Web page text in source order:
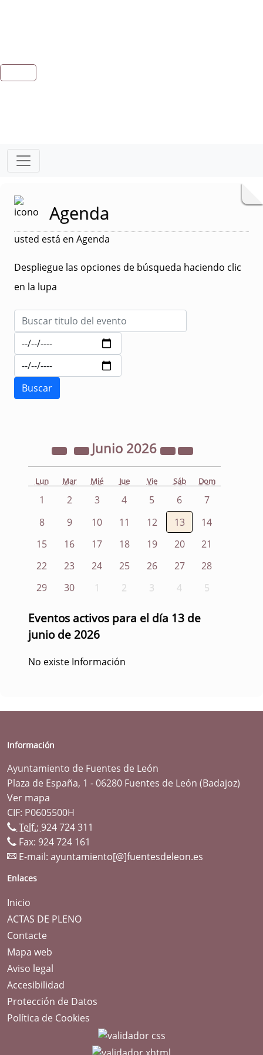
Agenda
usted está en Agenda
Despliegue las opciones de búsqueda haciendo clic
en la lupa
Junio 2026
Lun Mar Mié Jue Vie Sáb Dom
1 2 3 4 5 6
7
8
9 10 11 12 13
14
15
16 17 18 19 20
21
22
23 24 25 26 27
28
29
30 1 2 3 4 5
Eventos activos para el día 13 de
junio de 2026
No existe Información
Información
Ayuntamiento de Fuentes de León
Plaza de España, 1 - 06280 Fuentes de León (Badajoz)
Ver mapa
CIF: P0605500H
Telf.: 924 724 311
Fax: 924 724 161
E-mail: ayuntamiento[@]fuentesdeleon.es
Enlaces
Inicio
ACTAS DE PLENO
Contacte
Mapa web
Aviso legal
Accesibilidad
Protección de Datos
Política de Cookies